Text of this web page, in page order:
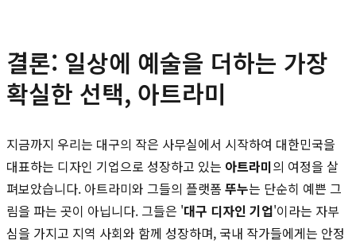
결론: 일상에 예술을 더하는 가장
확실한 선택, 아트라미
지금까지 우리는 대구의 작은 사무실에서 시작하여 대한민국을
대표하는 디자인 기업으로 성장하고 있는 아트라미의 여정을 살
펴보았습니다. 아트라미와 그들의 플랫폼 뚜누는 단순히 예쁜 그
림을 파는 곳이 아닙니다. 그들은 '대구 디자인 기업'이라는 자부
심을 가지고 지역 사회와 함께 성장하며, 국내 작가들에게는 안정